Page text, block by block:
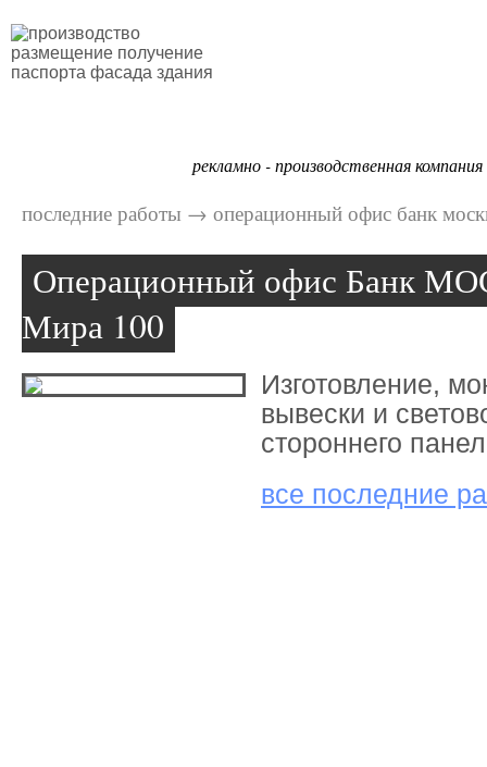
рекламно - производственная компания
последние работы → операционный офис банк
Операционный офис Банк
Мира 100
Изготовление,
вывески и
стороннего
все последние